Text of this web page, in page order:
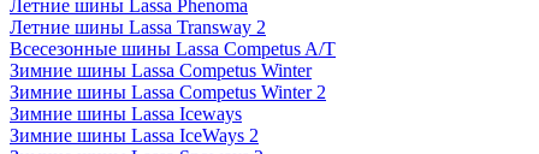
Летние шины Lassa Phenoma
Летние шины Lassa Transway 2
Всесезонные шины Lassa Competus A/T
Зимние шины Lassa Competus Winter
Зимние шины Lassa Competus Winter 2
Зимние шины Lassa Iceways
Зимние шины Lassa IceWays 2